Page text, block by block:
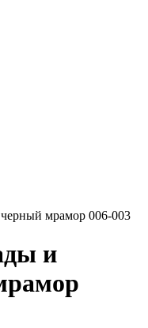
мрамор 006‑003
и